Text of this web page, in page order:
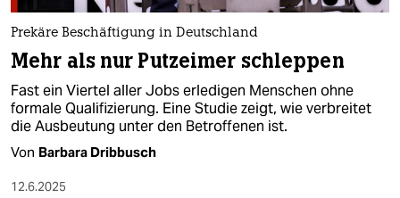
Prekäre Beschäftigung in Deutschland
Mehr als nur Putzeimer schleppen
Fast ein Viertel aller Jobs erledigen Menschen ohne
formale Qualifizierung. Eine Studie zeigt, wie verbreitet
die Ausbeutung unter den Betroffenen ist.
Von Barbara Dribbusch
12.6.2025